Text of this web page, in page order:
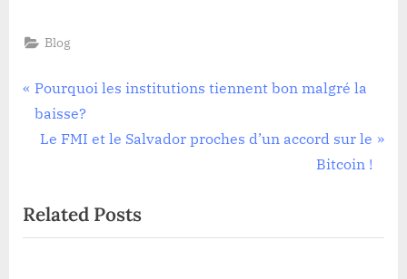
Blog
Navigation
de
P
r
e
o
u
Pourquoi les institutions tiennent bon malgré la
baisse?
N
t
P
Le FMI et le Salvador proches d’un accord sur le
Bitcoin !
Related Posts